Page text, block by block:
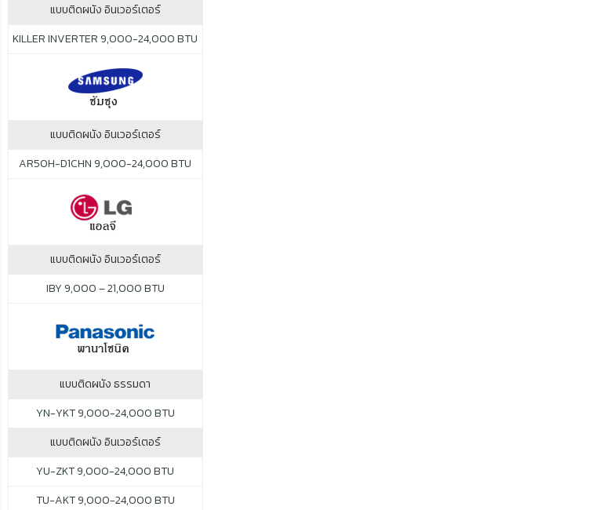
แบบติดผนัง อินเวอร์เตอร์
KILLER INVERTER 9,000-24,000 BTU
แบบติดผนัง อินเวอร์เตอร์
AR50H-D1CHN 9,000-24,000 BTU
แบบติดผนัง อินเวอร์เตอร์
IBY 9,000 – 21,000 BTU
แบบติดผนัง ธรรมดา
YN-YKT 9,000-24,000 BTU
แบบติดผนัง อินเวอร์เตอร์
YU-ZKT 9,000-24,000 BTU
TU-AKT 9,000-24,000 BTU